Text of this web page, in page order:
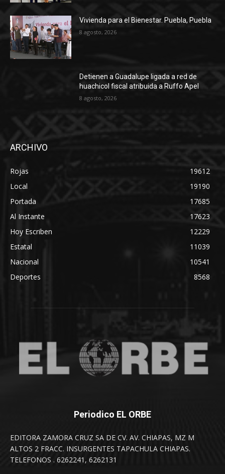
Vivienda para el Bienestar. Puebla, Puebla
8 agosto, 2026
Detienen a Guadalupe ligada a red de
huachicol fiscal atribuida a Ruffo Apel
8 agosto, 2026
ARCHIVO
Rojas
19612
Local
19190
Portada
17685
Al Instante
17623
Hoy Escriben
12229
Estatal
11039
Nacional
10541
Deportes
8568
Periodico EL ORBE
EDITORA ZAMORA CRUZ SA DE CV. AV. CHIAPAS, MZ M
ALTOS 2 FRACC. INSURGENTES TAPACHULA CHIAPAS.
TELEFONOS . 6262241, 6262131